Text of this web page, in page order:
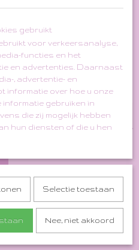
gebruikt
voor verkeersanalyse,
functies en het
en advertenties. Daarnaast
, advertentie- en
informatie over hoe u onze
informatie gebruiken in
die zij mogelijk hebben
hun diensten of die u hen
Selectie toestaan
Nee, niet akkoord